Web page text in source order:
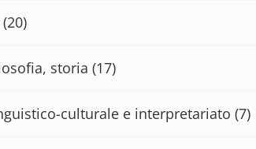
(20)
storia (17)
culturale e interpretariato (7)